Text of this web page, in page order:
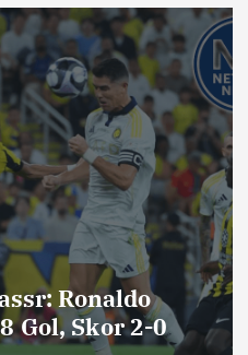
Ronaldo
Gol, Skor 2-0